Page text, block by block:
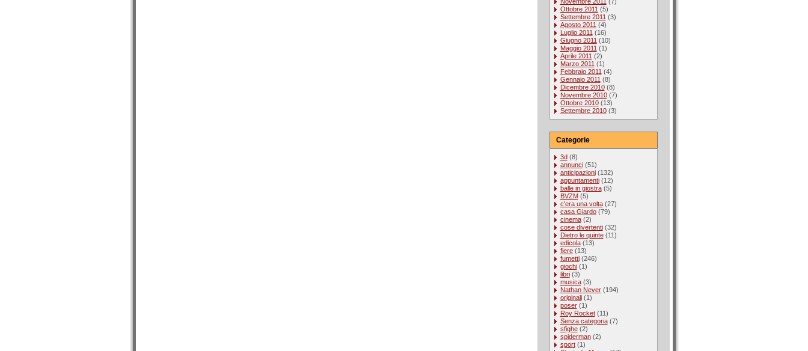
Ottobre 2011 (5)
Settembre 2011 (3)
Agosto 2011 (4)
Luglio 2011 (16)
Giugno 2011 (10)
Maggio 2011 (1)
Aprile 2011 (2)
Marzo 2011 (1)
Febbraio 2011 (4)
Gennaio 2011 (8)
Dicembre 2010(8)
Novembre 2010(7)
Ottobre 2010(13)
Settembre 2010(3)
Categorie
3d(8)
annunci(51)
anticipazioni(132)
appuntamenti(12)
balle in giostra(5)
BVZM(5)
c'era una volta(27)
casa Giardo(79)
cinema(2)
cose divertenti(32)
Dietro le quinte(11)
edicola(13)
fiere(13)
fumetti(246)
giochi(1)
libri(3)
musica(3)
Nathan Never(194)
originali(1)
poser(1)
Roy Rocket(11)
Senza categoria(7)
sfighe(2)
spiderman(2)
sport(1)